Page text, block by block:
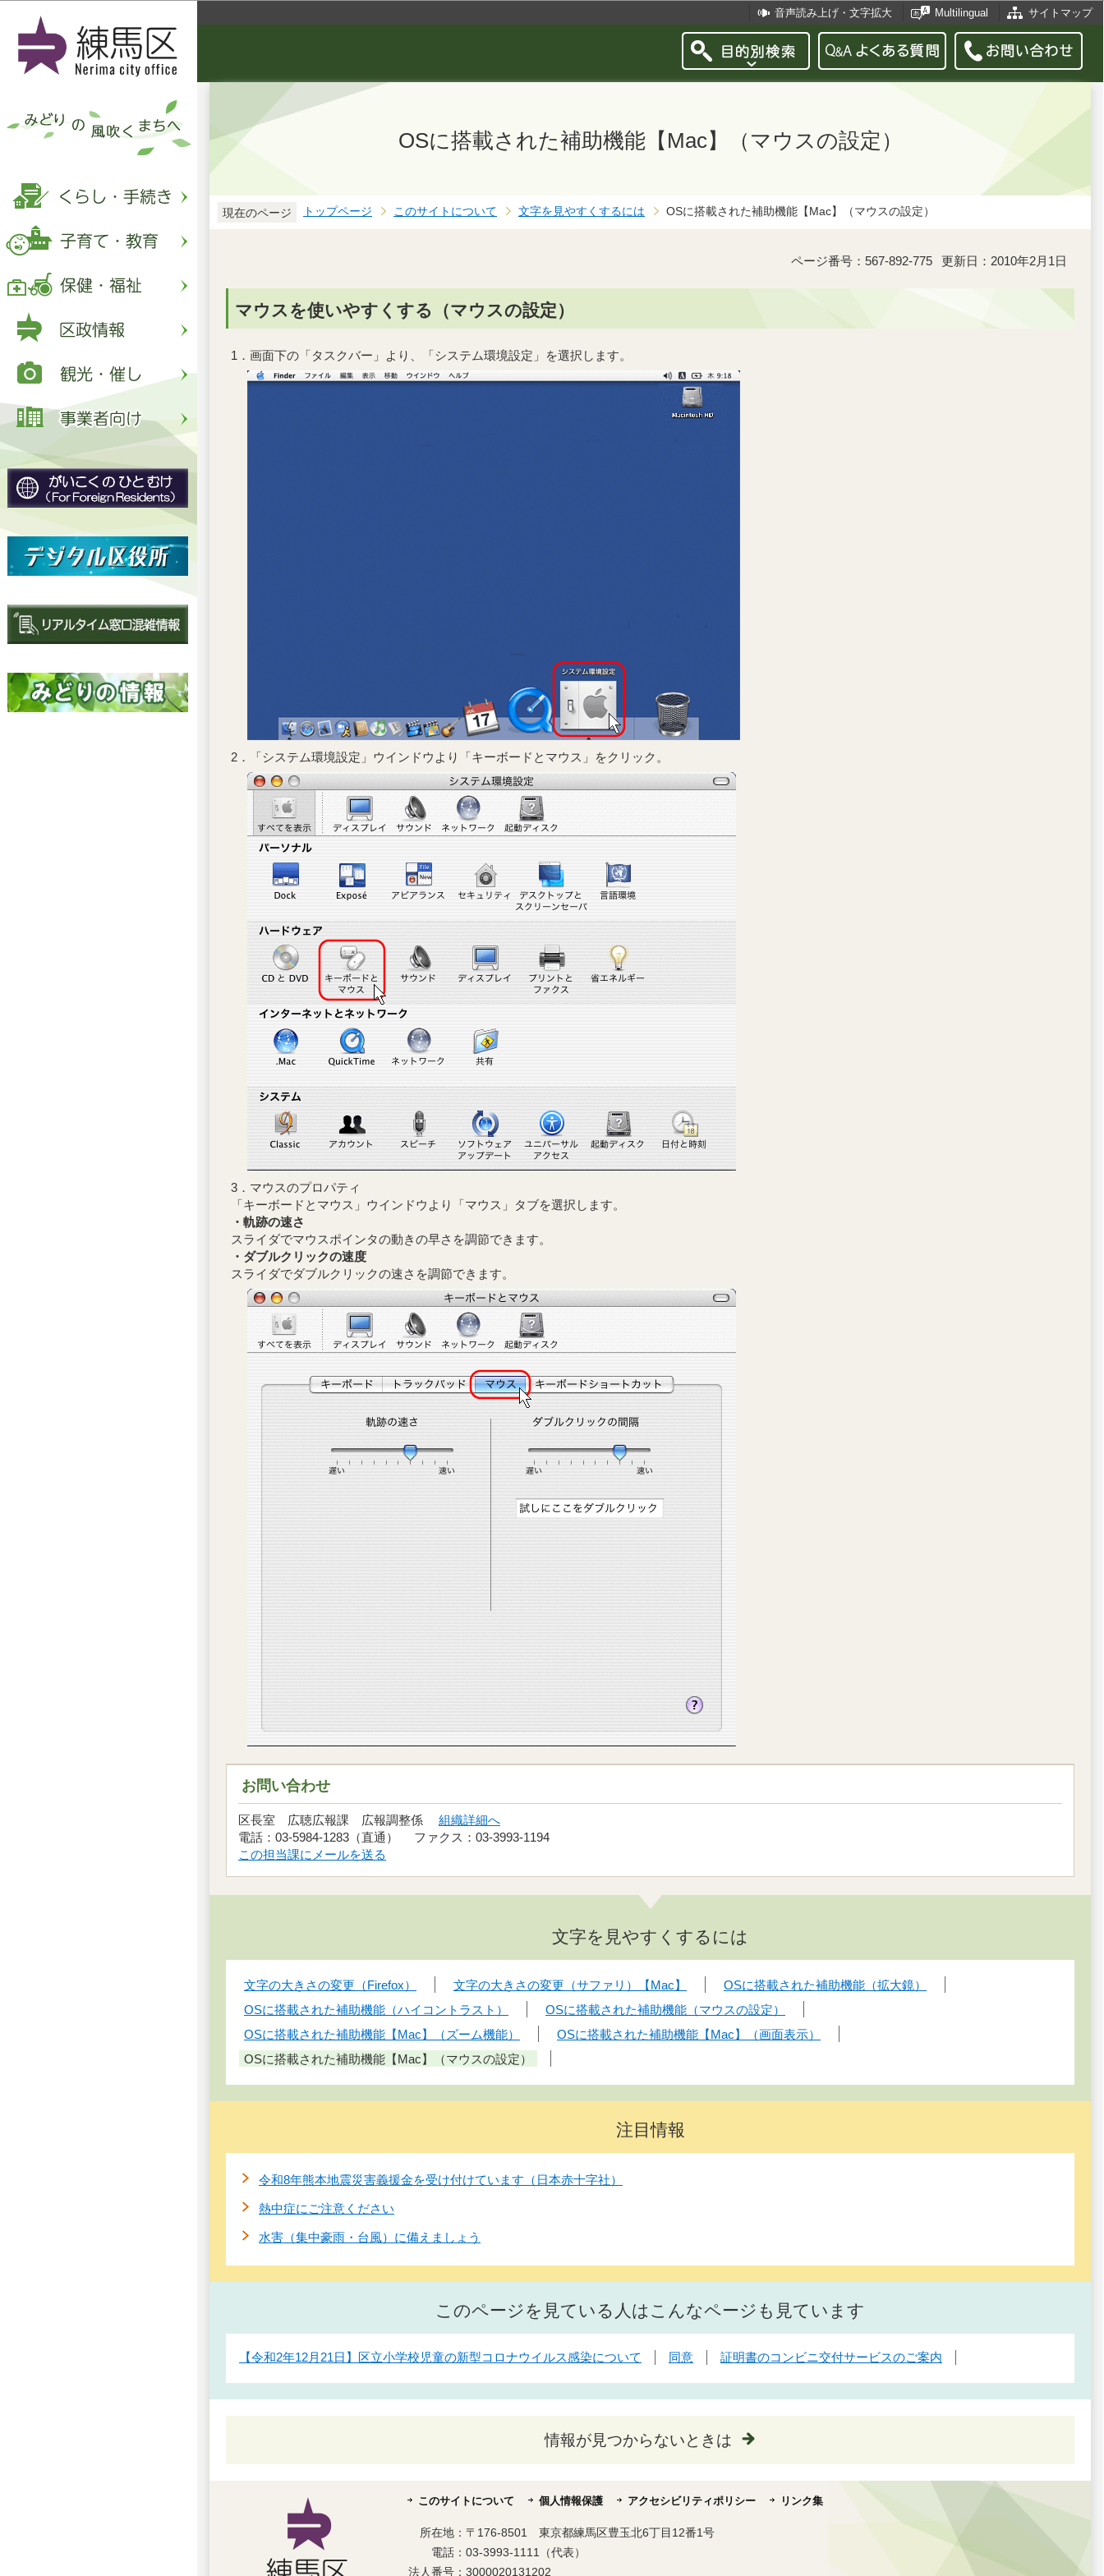
音声読み上げ・文字拡大 Multilingual サイトマップ
OSに搭載された補助機能【Mac】（マウスの設定）
現在のページ トップページ このサイトについて 文字を見やすくするには OSに搭載された補助機能【Mac】（マウスの設定）
ページ番号：567-892-775 更新日：2010年2月1日
マウスを使いやすくする（マウスの設定）
1．画面下の「タスクバー」より、「システム環境設定」を選択します。
2．「システム環境設定」ウインドウより「キーボードとマウス」をクリック。
3．マウスのプロパティ
「キーボードとマウス」ウインドウより「マウス」タブを選択します。
・軌跡の速さ
スライダでマウスポインタの動きの早さを調節できます。
・ダブルクリックの速度
スライダでダブルクリックの速さを調節できます。
お問い合わせ
区長室 広聴広報課 広報調整係 組織詳細へ
電話：03-5984-1283（直通） ファクス：03-3993-1194
この担当課にメールを送る
文字を見やすくするには
文字の大きさの変更（Firefox） 文字の大きさの変更（サファリ）【Mac】
OSに搭載された補助機能（拡大鏡）
OSに搭載された補助機能（ハイコントラスト）
OSに搭載された補助機能（マウスの設定）
OSに搭載された補助機能【Mac】（ズーム機能）
OSに搭載された補助機能【Mac】（画面表示）
OSに搭載された補助機能【Mac】（マウスの設定）
注目情報
令和8年熊本地震災害義援金を受け付けています（日本赤十字社）
熱中症にご注意ください
水害（集中豪雨・台風）に備えましょう
このページを見ている人はこんなページも見ています
【令和2年12月21日】区立小学校児童の新型コロナウイルス感染について 同意 証明書のコンビニ交付サービスのご案内
情報が見つからないときは
このサイトについて 個人情報保護 アクセシビリティポリシー リンク集
所在地： 〒176-8501 東京都練馬区豊玉北6丁目12番1号
電話： 03-3993-1111（代表）
法人番号： 3000020131202